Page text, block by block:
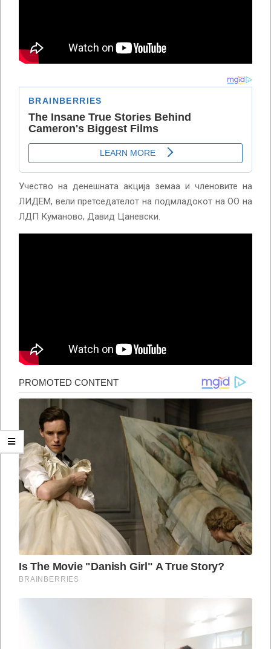
Учество на денешната акција земаа и членовите на
ЛИДЕМ, вели претседателот на подмладокот на ОО на
ЛДП Куманово, Давид Цаневски.